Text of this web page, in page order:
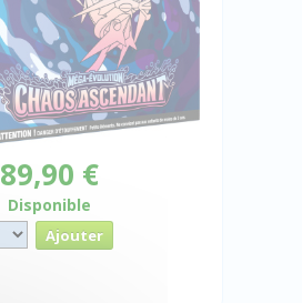
89,90 €
Disponible